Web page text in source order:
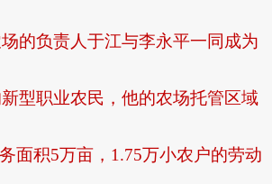
的负责人于江与李永平一同成为
型职业农民，他的农场托管区域
面积5万亩，1.75万小农户的劳动